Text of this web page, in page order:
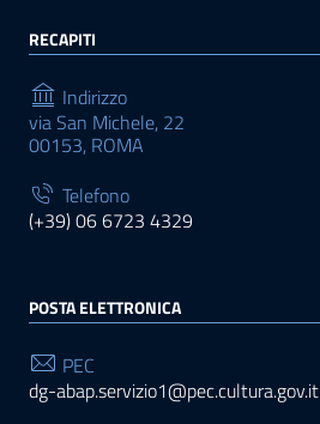
RECAPITI
Indirizzo
via San Michele, 22
00153, ROMA
Telefono
(+39) 06 6723 4329
POSTA ELETTRONICA
PEC
dg-abap.servizio1@pec.cultura.gov.it